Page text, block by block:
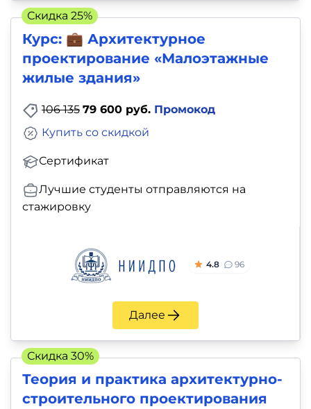
Курс: 💼 Архитектурное
проектирование «Малоэтажные
жилые здания»
106 135 79 600 руб. Промокод
Сертификат
Купить со скидкой
Лучшие студенты отправляются на
стажировку
4.8 96
Далее
Скидка 25%
Теория и практика архитектурно-
строительного проектирования
Скидка 30%